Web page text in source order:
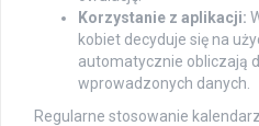
Korzystanie z aplikacji:
kobiet decyduje się na
automatycznie obliczają
wprowadzonych danych.
Regularne stosowanie